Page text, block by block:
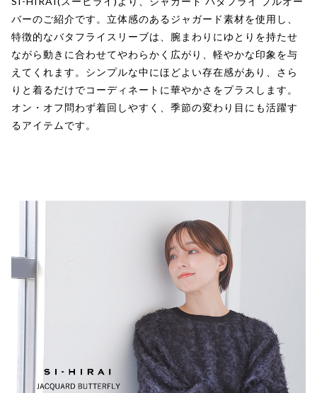
バーのご紹介です。立体感のあるジャガード素材を使用し、
特徴的なバタフライスリーブは、腕まわりにゆとりを持たせ
ながら動きに合わせてやわらかく広がり、軽やかな印象を与
えてくれます。シンプルな中にほどよい存在感があり、さら
りと着るだけでコーディネートに華やかさをプラスします。
オン・オフ問わず着回しやすく、季節の変わり目にも活躍す
るアイテムです。